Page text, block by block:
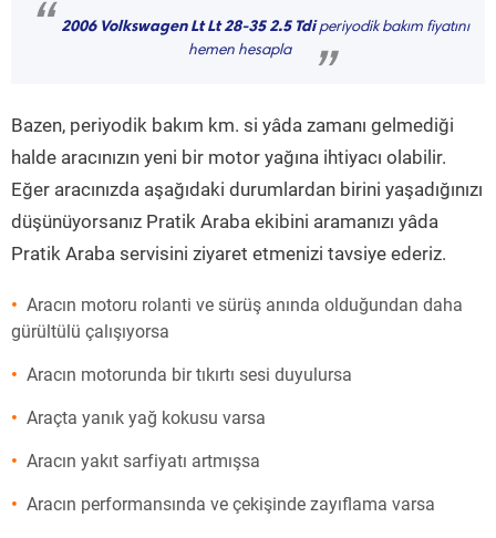
“ 2006 Volkswagen Lt Lt 28-35 2.5 Tdiperiyodik bakım fiyatını
hemen hesapla
”
Bazen, periyodik bakım km. si yâda zamanı gelmediği
halde aracınızın yeni bir motor yağına ihtiyacı olabilir.
Eğer aracınızda aşağıdaki durumlardan birini yaşadığınızı
düşünüyorsanız Pratik Araba ekibini aramanızı yâda
Pratik Araba servisini ziyaret etmenizi tavsiye ederiz.
Aracın motoru rolanti ve sürüş anında olduğundan daha
gürültülü çalışıyorsa
Aracın motorunda bir tıkırtı sesi duyulursa
Araçta yanık yağ kokusu varsa
Aracın yakıt sarfiyatı artmışsa
Aracın performansında ve çekişinde zayıflama varsa